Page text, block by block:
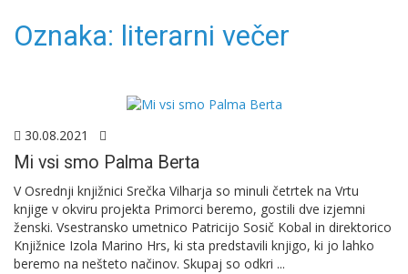
Oznaka: literarni večer
30.08.2021
Mi vsi smo Palma Berta
V Osrednji knjižnici Srečka Vilharja so minuli četrtek na Vrtu
knjige v okviru projekta Primorci beremo, gostili dve izjemni
ženski. Vsestransko umetnico Patricijo Sosič Kobal in direktorico
Knjižnice Izola Marino Hrs, ki sta predstavili knjigo, ki jo lahko
beremo na nešteto načinov. Skupaj so odkri ...